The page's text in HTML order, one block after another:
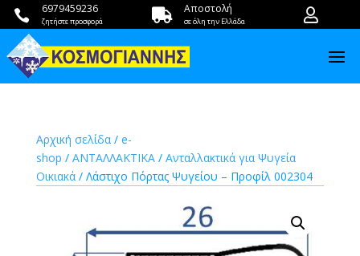
 6979459236
ζητήστε προσφορά  Αποστολή
σε όλη την Ελλάδα 
Αρχική σελίδα/ e-
shop / ΑΝΤΑΛΛΑΚΤΙΚΑ/ Ανταλλακτικά για Ψυγεία
Οικιακά/ Λάστιχο Πόρτας Ψυγείου – Προφίλ 002304